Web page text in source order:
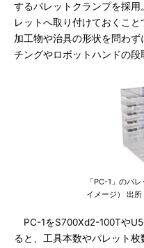
するパレットクランプを採
レットへ取り付けておくこと
加工物や治具の形状を問わ
チングやロボットハンドの段
「PC-1」のパ
イメージ） 出
PC-1をS700Xd2-100Tや
ると、工具本数やパレット